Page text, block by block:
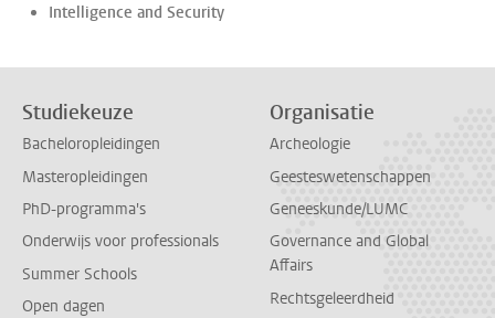
Intelligence and Security
Studiekeuze
Bacheloropleidingen
Masteropleidingen
PhD-programma's
Onderwijs voor professionals
Summer Schools
Open dagen
Organisatie
Archeologie
Geesteswetenschappen
Geneeskunde/LUMC
Governance and Global
Affairs
Rechtsgeleerdheid